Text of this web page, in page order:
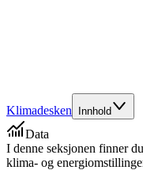
Klimadesken Innhold
Data
I denne seksjonen finner
klima- og